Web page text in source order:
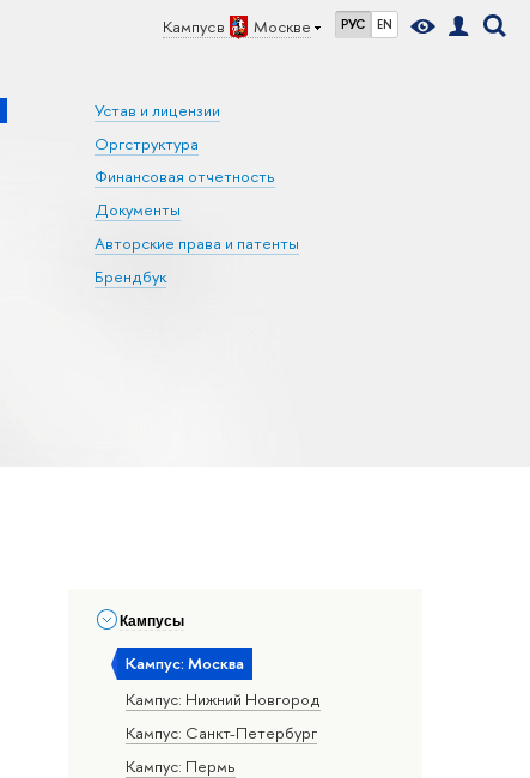
Кампус в Москве РУС EN
Устав и лицензии
Оргструктура
Финансовая отчетность
Документы
Авторские права и патенты
Брендбук
Кампусы
Кампус: Москва
Кампус: Нижний Новгород
Кампус: Санкт-Петербург
Кампус: Пермь